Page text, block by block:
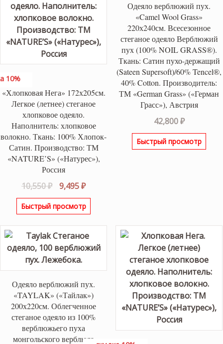
10%
«Хлопковая Нега» 172х205см.
Легкое (летнее) стеганое
хлопковое одеяло.
Наполнитель: хлопковое
волокно. Ткань: 100% Хлопок-
Сатин. Производство: ТМ
«NATURE’S» («Натурес»),
Россия
10,550₽
Первоначальная
цена
составляла
9,495₽Текущая
цена:
9,495 ₽.
Быстрый просмотр
Одеяло верблюжий пух.
«Camel Wool Grass»
220х240см. Всесезонное
стеганое одеяло Верблюжий
пух (100% NOIL GRASS®).
Ткань: Сатин пухо-держащий
(Sateen Supersoft)/60% Tencel®,
40% Cotton. Производитель:
ТМ «German Grass» («Герман
Грасс»), Австрия
42,800₽
Быстрый просмотр
Одеяло верблюжий пух.
«TAYLAK» («Тайлак»)
200х220см. Облегченное
стеганое одеяло из 100%
верблюжьего пуха
монгольского верблюда